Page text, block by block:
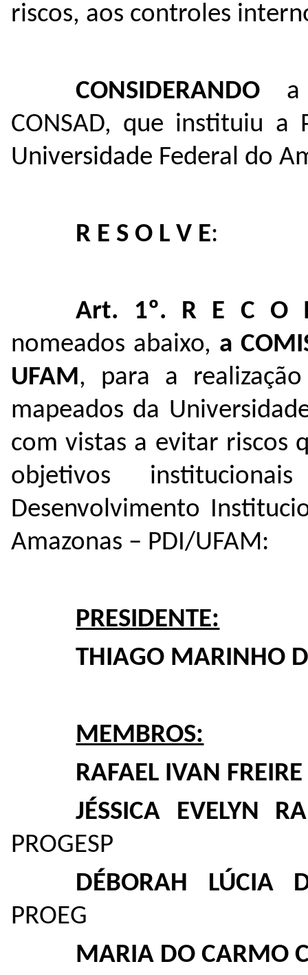
riscos, aos controles
CONSIDERANDO
CONSAD, que instituiu a
Universidade Federal do
R E S O L V E:
Art. 1º. R E C
nomeados abaixo, a
UFAM, para a
mapeados da
com vistas a evitar riscos
objetivos
Desenvolvimento
Amazonas – PDI/UFAM:
PRESIDENTE:
THIAGO MARINHO
MEMBROS:
RAFAEL IVAN
JÉSSICA EVELYN
PROGESP
DÉBORAH LÚCIA
PROEG
MARIA DO CARMO